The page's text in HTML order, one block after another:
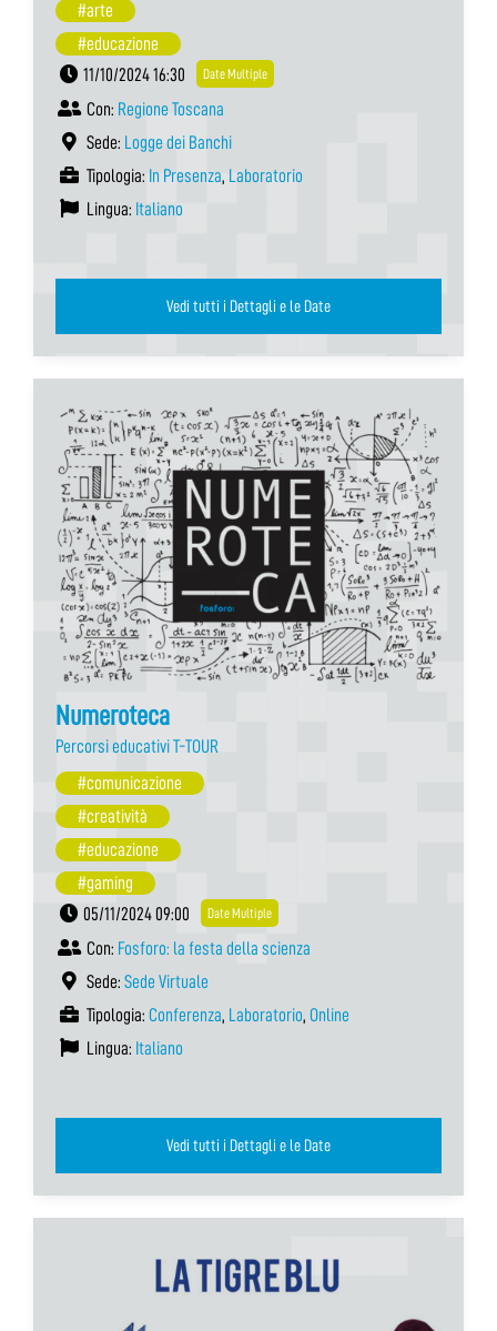
#arte
#educazione
11/10/2024 16:30
Date Multiple
Con: Regione Toscana
Sede: Logge dei Banchi
Tipologia: In Presenza, Laboratorio
Lingua: Italiano
Vedi tutti i Dettagli e le Date
Numeroteca
Percorsi educativi T-TOUR
#comunicazione
#creatività
#educazione
#gaming
05/11/2024 09:00
Date Multiple
Con: Fosforo: la festa della scienza
Sede: Sede Virtuale
Tipologia: Conferenza, Laboratorio, Online
Lingua: Italiano
Vedi tutti i Dettagli e le Date